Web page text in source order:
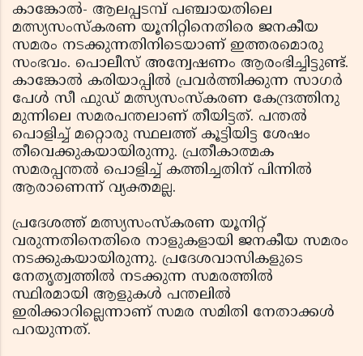
കാങ്കോല്‍- ആലപ്പടമ്പ് പഞ്ചായതിലെ
മത്സ്യസംസ്‌കരണ യൂനിറ്റിനെതിരെ ജനകീയ
സമരം നടക്കുന്നതിനിടെയാണ് ഇത്തരമൊരു
സംഭവം. പൊലീസ് അന്വേഷണം ആരംഭിച്ചിട്ടുണ്ട്.
കാങ്കോല്‍ കരിയാപ്പില്‍ പ്രവര്‍ത്തിക്കുന്ന സാഗര്‍
പേള്‍ സീ ഫുഡ് മത്സ്യസംസ്‌കരണ കേന്ദ്രത്തിനു
മുന്നിലെ സമരപന്തലാണ് തീയിട്ടത്. പന്തല്‍
പൊളിച്ച് മറ്റൊരു സ്ഥലത്ത് കൂട്ടിയിട്ട ശേഷം
തീവെക്കുകയായിരുന്നു. പ്രതീകാത്മക
സമരപ്പന്തല്‍ പൊളിച്ച് കത്തിച്ചതിന് പിന്നില്‍
ആരാണെന്ന് വ്യക്തമല്ല.
പ്രദേശത്ത് മത്സ്യസംസ്‌കരണ യൂനിറ്റ്
വരുന്നതിനെതിരെ നാളുകളായി ജനകീയ സമരം
നടക്കുകയായിരുന്നു. പ്രദേശവാസികളുടെ
നേതൃത്വത്തില്‍ നടക്കുന്ന സമരത്തില്‍
സ്ഥിരമായി ആളുകള്‍ പന്തലില്‍
ഇരിക്കാറില്ലെന്നാണ് സമര സമിതി നേതാക്കള്‍
പറയുന്നത്.